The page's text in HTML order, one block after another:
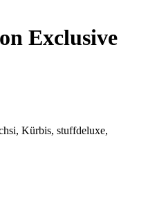
Exclusive
Kürbis, stuffdeluxe,